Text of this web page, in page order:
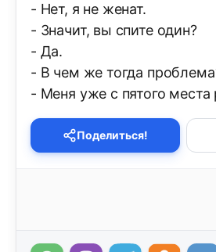
- Нет, я не женат.
- Значит, вы спите один?
- Да.
- В чем же тогда
- Меня уже с пятого
Поделиться!